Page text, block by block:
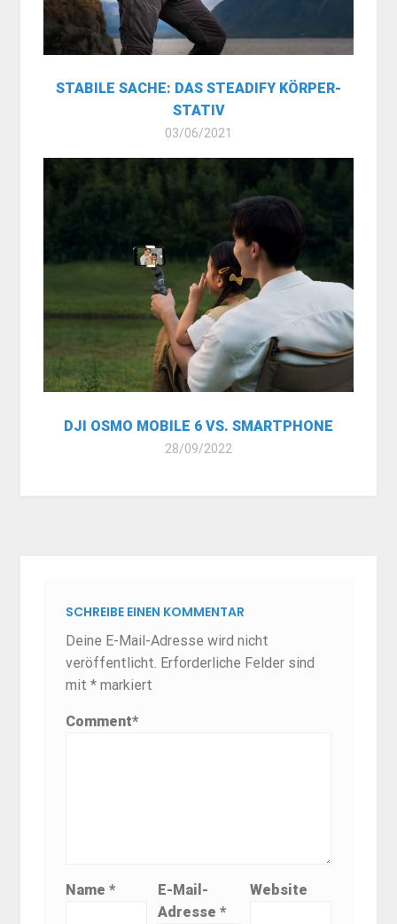
STABILE SACHE: DAS STEADIFY KÖRPER-
STATIV
03/06/2021
DJI OSMO MOBILE 6 VS. SMARTPHONE
28/09/2022
SCHREIBE EINEN KOMMENTAR
Deine E-Mail-Adresse wird nicht
veröffentlicht. Erforderliche Felder sind
mit* markiert
Comment*
Name*
E-Mail-
Adresse *
Website